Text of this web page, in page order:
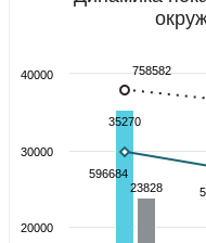
35270
23828
758582
596684
20000
30000
40000